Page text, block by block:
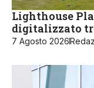
Lighthouse
digitalizzato
7 Agosto 2026